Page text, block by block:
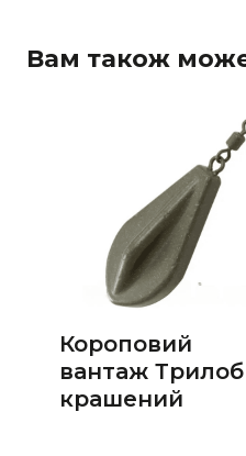
Вам також
Короповий
вантаж Трилоб
крашений